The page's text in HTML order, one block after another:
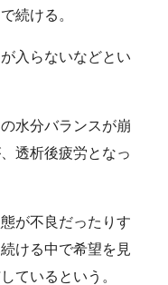
続ける。
入らないなどとい
水分バランスが崩
透析後疲労となっ
が不良だったりす
ける中で希望を見
ているという。